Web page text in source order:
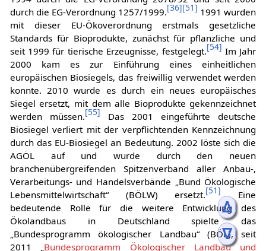
ᐃ
ᐁ
durch die EG-Verordnung 1257/1999.[36][51] 1991 wurden
mit dieser EU-Ökoverordnung erstmals gesetzliche
Standards für Bioprodukte, zunächst für pflanzliche und
seit 1999 für tierische Erzeugnisse, festgelegt.[54] Im Jahr
2000 kam es zur Einführung eines einheitlichen
europäischen Biosiegels, das freiwillig verwendet werden
konnte. 2010 wurde es durch ein neues europäisches
Siegel ersetzt, mit dem alle Bioprodukte gekennzeichnet
werden müssen.[55] Das 2001 eingeführte deutsche
Biosiegel verliert mit der verpflichtenden Kennzeichnung
durch das EU-Biosiegel an Bedeutung. 2002 löste sich die
AGÖL auf und wurde durch den neuen
branchenübergreifenden Spitzenverband aller Anbau-,
Verarbeitungs- und Handelsverbände „Bund Ökologische
Lebensmittelwirtschaft“ (BÖLW) ersetzt.[51]Eine
bedeutende Rolle für die weitere Entwicklung des
Ökolandbaus in Deutschland spielte das
„Bundesprogramm ökologischer Landbau“ (BÖL), seit
2011 „Bundesprogramm Ökologischer Landbau und